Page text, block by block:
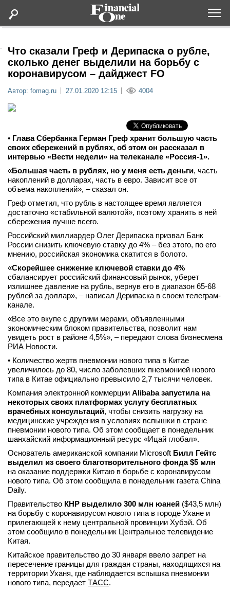
Статьи
Мероприятия
Новости
Интервью
вконтакте
телеграм
Стать автором
Вход
Что сказали Греф и Дерипаска о рубле,
сколько денег выделили на борьбу с
коронавирусом – дайджест FO
Автор: fomag.ru 27.01.2020 12:15 4004
• Глава Сбербанка Герман Греф хранит большую часть
своих сбережений в рублях, об этом он рассказал в
интервью «Вести недели» на телеканале «Россия-1».
«Большая часть в рублях, но у меня есть деньги, часть
накоплений в долларах, часть в евро. Зависит все от
объема накоплений», – сказал он.
Греф отметил, что рубль в настоящее время является
достаточно «стабильной валютой», поэтому хранить в ней
сбережения лучше всего.
Российский миллиардер Олег Дерипаска призвал Банк
России снизить ключевую ставку до 4% – без этого, по его
мнению, российская экономика скатится в болото.
«Скорейшее снижение ключевой ставки до 4%
сбалансирует российский финансовый рынок, уберет
излишнее давление на рубль, вернув его в диапазон 65-68
рублей за доллар», – написал Дерипаска в своем телеграм-
канале.
«Все это вкупе с другими мерами, объявленными
экономическим блоком правительства, позволит нам
увидеть рост в районе 4,5%», – передают слова бизнесмена
РИА Новости.
• Количество жертв пневмонии нового типа в Китае
увеличилось до 80, число заболевших пневмонией нового
типа в Китае официально превысило 2,7 тысячи человек.
Компания электронной коммерции Alibaba запустила на
некоторых своих платформах услугу бесплатных
врачебных консультаций, чтобы снизить нагрузку на
медицинские учреждения в условиях вспышки в стране
пневмонии нового типа. Об этом сообщает в понедельник
шанхайский информационный ресурс «Ицай глобал».
Основатель американской компании Microsoft Билл Гейтс
выделил из своего благотворительного фонда $5 млн
на оказание поддержки Китаю в борьбе с коронавирусом
нового типа. Об этом сообщила в понедельник газета China
Daily.
Правительство КНР выделило 300 млн юаней ($43,5 млн)
на борьбу с коронавирусом нового типа в городе Ухане и
прилегающей к нему центральной провинции Хубэй. Об
этом сообщило в понедельник Центральное телевидение
Китая.
Китайское правительство до 30 января ввело запрет на
пересечение границы для граждан страны, находящихся на
территории Уханя, где наблюдается вспышка пневмонии
нового типа, передает ТАСС.